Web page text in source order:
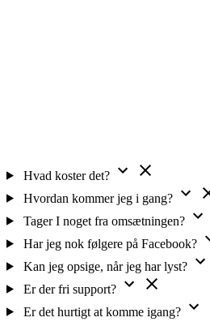
Hvad koster det?
Hvordan kommer jeg i gang?
Tager I noget fra omsætningen?
Har jeg nok følgere på Facebook?
Kan jeg opsige, når jeg har lyst?
Er der fri support?
Er det hurtigt at komme igang?